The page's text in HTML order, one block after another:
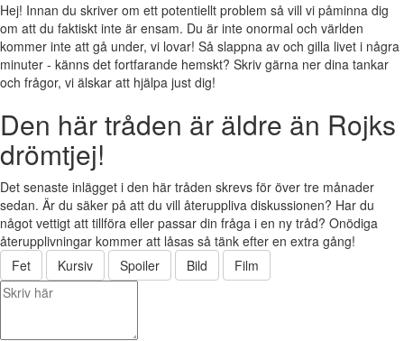
Hej! Innan du skriver om ett potentiellt problem så vill vi påminna dig
om att du faktiskt inte är ensam. Du är inte onormal och världen
kommer inte att gå under, vi lovar! Så slappna av och gilla livet i några
minuter - känns det fortfarande hemskt? Skriv gärna ner dina tankar
och frågor, vi älskar att hjälpa just dig!
Den här tråden är äldre än Rojks
drömtjej!
Det senaste inlägget i den här tråden skrevs för över tre månader
sedan. Är du säker på att du vill återuppliva diskussionen? Har du
något vettigt att tillföra eller passar din fråga i en ny tråd? Onödiga
återupplivningar kommer att låsas så tänk efter en extra gång!
Fet
Kursiv Spoiler Bild Film